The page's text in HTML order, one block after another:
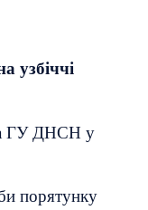
узбіччі
ГУ ДНСН у
порятунку